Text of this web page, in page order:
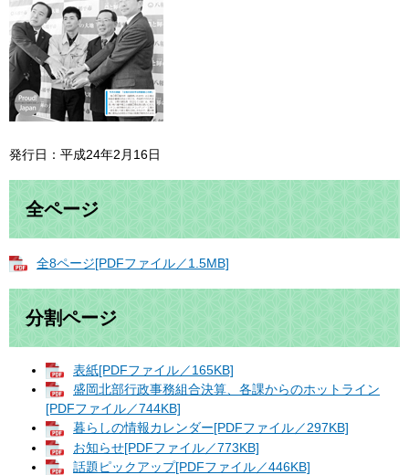
発行日：平成24年2月16日
全ページ
全8ページ[PDFファイル／1.5MB]
分割ページ
表紙[PDFファイル／165KB]
盛岡北部行政事務組合決算、各課からのホットライン
[PDFファイル／744KB]
暮らしの情報カレンダー[PDFファイル／297KB]
お知らせ[PDFファイル／773KB]
話題ピックアップ[PDFファイル／446KB]